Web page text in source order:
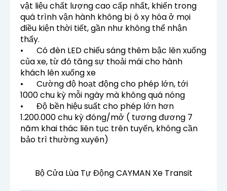
vật liệu chất lượng cao cấp nhất, khiến trong
quá trình vận hành không bị ô xy hóa ở mọi
điều kiện thời tiết, gần như không thể nhận
thấy.
•
Có đèn LED chiếu sáng thêm bậc lên xuống
của xe, từ đó tăng sự thoải mái cho hành
khách lên xuống xe
•
Cường độ hoạt động cho phép lớn, tới
1000 chu kỳ mỗi ngày mà không quá nóng
•
Độ bền hiệu suất cho phép lớn hơn
1.200.000 chu kỳ đóng/mở ( tương đương 7
năm khai thác liên tục trên tuyến, không cần
bảo trì thường xuyên)
Bộ Cửa Lùa Tự Động CAYMAN Xe Transit